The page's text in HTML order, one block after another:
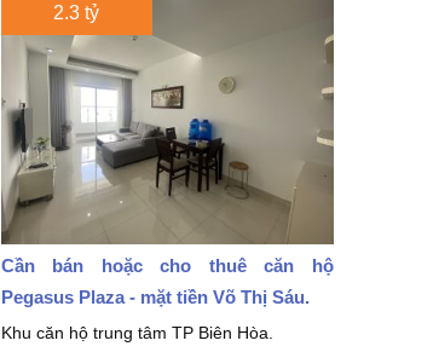
2.3 tỷ
Cần bán hoặc cho thuê căn hộ
Pegasus Plaza - mặt tiền Võ Thị Sáu.
Khu căn hộ trung tâm TP Biên Hòa.